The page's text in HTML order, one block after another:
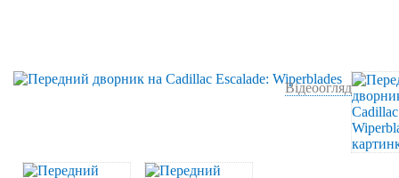
Відеоогляд